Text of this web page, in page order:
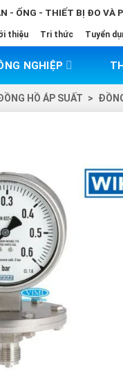
- ỐNG - THIẾT BỊ ĐO VÀ
thiệu Tri thức Tuyển
NGHIỆP
HỒ ÁP SUẤT >